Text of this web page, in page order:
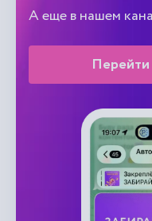
А еще в нашем